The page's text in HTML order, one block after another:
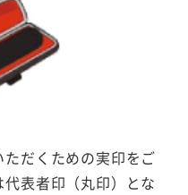
だくための実印をご
表者印（丸印）とな